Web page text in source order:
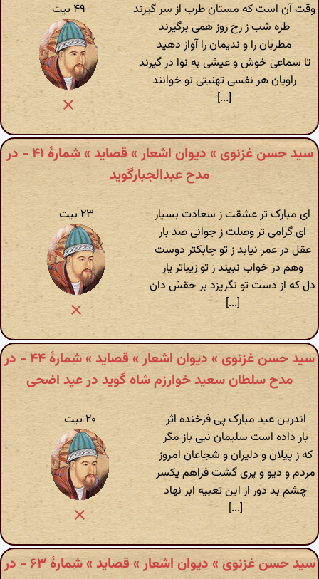
وقت آن است که مستان طرب از سر گیرند
طره شب ز رخ روز همی برگیرند
مطربان را و ندیمان را آواز دهید
تا سماعی خوش و عیشی به نوا در گیرند
راویان هر نفسی تهنیتی نو خوانند
[...]
۴۹ بیت
سید حسن غزنوی » دیوان اشعار » قصاید » شمارهٔ ۴۱ - در
مدح عبدالجبارگوید
ای مبارک تر عشقت ز سعادت بسیار
ای گرامی تر وصلت ز جوانی صد بار
عقل در عمر نیابد ز تو چابکتر دوست
وهم در خواب نبیند ز تو زیباتر یار
دل که از دست تو نگریزد بر حقش دان
[...]
۲۳ بیت
سید حسن غزنوی » دیوان اشعار » قصاید » شمارهٔ ۴۴ - در
مدح سلطان سعید خوارزم شاه گوید در عید اضحی
اندرین عید مبارک پی فرخنده اثر
بار داده است سلیمان نبی باز مگر
که ز پیلان و دلیران و شجاعان امروز
مردم و دیو و پری گشت فراهم یکسر
چشم بد دور از این تعبیه ابر نهاد
[...]
۲۰ بیت
سید حسن غزنوی » دیوان اشعار » قصاید » شمارهٔ ۶۳ - در